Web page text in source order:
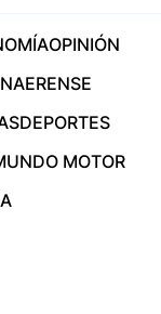
OPINIÓN
DEPORTES
MOTOR